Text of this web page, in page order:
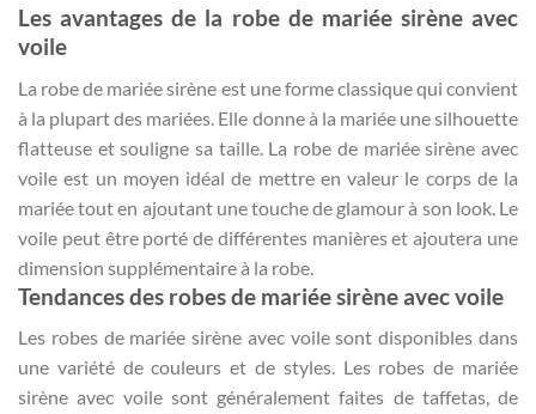
Les avantages de la robe de mariée sirène avec
voile
La robe de mariée sirène est une forme classique qui convient
à la plupart des mariées. Elle donne à la mariée une silhouette
flatteuse et souligne sa taille. La robe de mariée sirène avec
voile est un moyen idéal de mettre en valeur le corps de la
mariée tout en ajoutant une touche de glamour à son look. Le
voile peut être porté de différentes manières et ajoutera une
dimension supplémentaire à la robe.
Tendances des robes de mariée sirène avec voile
Les robes de mariée sirène avec voile sont disponibles dans
une variété de couleurs et de styles. Les robes de mariée
sirène avec voile sont généralement faites de taffetas, de